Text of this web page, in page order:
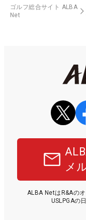
ゴルフ総合サイト ALBA
Net
メ
ALBA NetはR&Aの
USLPGAの